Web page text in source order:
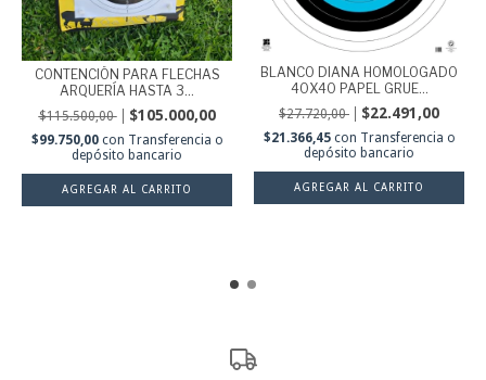
CONTENCIÓN PARA FLECHAS
ARQUERÍA HASTA 3...
$115.500,00 $105.000,00
$99.750,00 con Transferencia o
depósito bancario
BLANCO DIANA HOMOLOGADO
40X40 PAPEL GRUE...
$27.720,00 $22.491,00
$21.366,45 con Transferencia o
depósito bancario